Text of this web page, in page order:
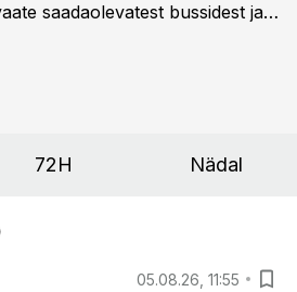
saadaolevatest bussidest ja
72H Nädal
05.08.26, 11:55